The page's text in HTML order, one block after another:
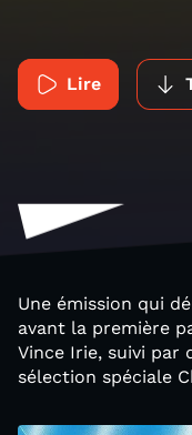
Lire
Une émission qui
avant la première
Vince Irie, suivi par
sélection spéciale